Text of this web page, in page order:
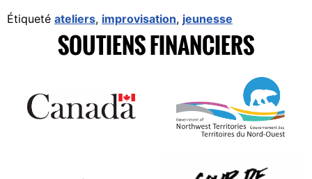
Étiqueté ateliers, improvisation, jeunesse
SOUTIENS FINANCIERS